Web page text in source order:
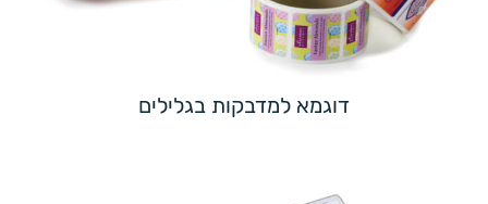
דוגמא למדבקות בגלילים